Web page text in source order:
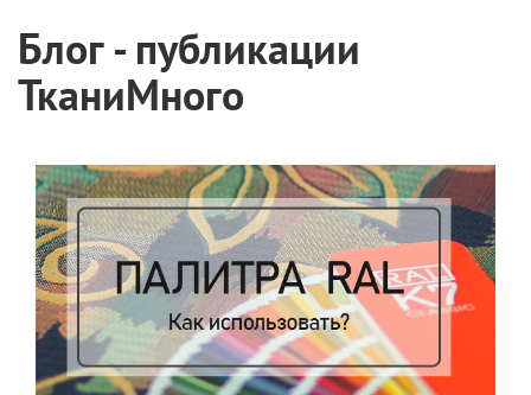
Блог - публикации
ТканиМного